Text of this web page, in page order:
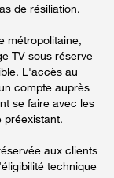
de résiliation.
métropolitaine,
TV sous réserve
L'accès au
compte auprès
se faire avec les
préexistant.
aux clients
technique